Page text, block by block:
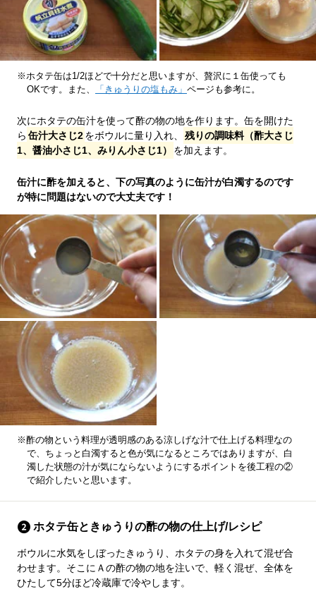
※ホタテ缶は1/2ほどで十分だと思いますが、贅沢に１缶使っても
OKです。また、
「きゅうりの塩もみ」 ページも参考に。
次にホタテの缶汁を使って酢の物の地を作ります。缶を開けた
ら 缶汁大さじ2をボウルに量り入れ、
残りの調味料（酢大さじ
1、醤油小さじ1、みりん小さじ1）
を加えます。
缶汁に酢を加えると、下の写真のように缶汁が白濁するのです
が特に問題はないので大丈夫です！
※酢の物という料理が透明感のある涼しげな汁で仕上げる料理なの
で、ちょっと白濁すると色が気になるところではありますが、白
濁した状態の汁が気にならないようにするポイントを後工程の②
で紹介したいと思います。
ホタテ缶ときゅうりの酢の物の仕上げ/レシピ
ボウルに水気をしぼったきゅうり、ホタテの身を入れて混ぜ合
わせます。そこにＡの酢の物の地を注いで、軽く混ぜ、全体を
ひたして5分ほど冷蔵庫で冷やします。